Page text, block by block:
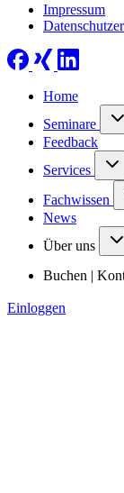
Impressum
Home
Seminare
Feedback
Services
Fachwissen
News
Über uns
Buchen |
Einloggen